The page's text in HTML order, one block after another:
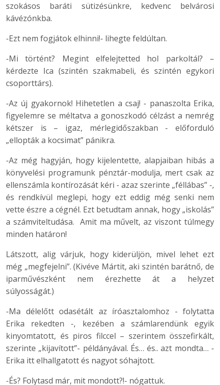
szokásos baráti sütizésünkre, kedvenc belvárosi
kávézónkba.
-Ezt nem fogjátok elhinni!- lihegte feldúltan.
-Mi történt? Megint elfelejtetted hol parkoltál? –
kérdezte Ica (szintén szakmabeli, és szintén egykori
csoporttárs).
-Az új gyakornok! Hihetetlen a csaj! - panaszolta Erika,
figyelemre se méltatva a gonoszkodó célzást a nemrég
kétszer is – igaz, mérlegidőszakban - előforduló
„ellopták a kocsimat” pánikra.
-Az még hagyján, hogy kijelentette, alapjaiban hibás a
könyvelési programunk pénztár-modulja, mert csak az
ellenszámla kontírozását kéri - azaz szerinte „féllábas” -,
és rendkívül meglepi, hogy ezt eddig még senki nem
vette észre a cégnél. Ezt betudtam annak, hogy „iskolás”
a számviteltudása. Amit ma művelt, az viszont túlmegy
minden határon!
Látszott, alig várjuk, hogy kiderüljön, mivel lehet ezt
még „megfejelni”. (Kivéve Mártit, aki szintén barátnő, de
iparművészként nem érezhette át a helyzet
súlyosságát.)
-Ma délelőtt odasétált az íróasztalomhoz - folytatta
Erika rekedten -, kezében a számlarendünk egyik
kinyomtatott, és piros filccel – szerintem összefirkált,
szerinte „kijavított”- példányával. És… és.. azt mondta… -
Erika itt elhallgatott és nagyot sóhajtott.
-És? Folytasd már, mit mondott?!- nógattuk.